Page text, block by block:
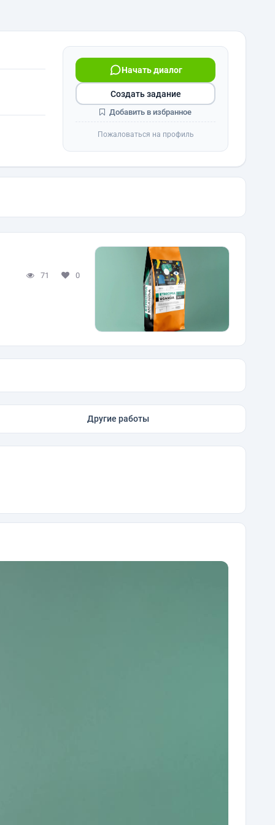
Начать диалог
Создать задание
Добавить в избранное
Пожаловаться на профиль
71 0
Другие работы